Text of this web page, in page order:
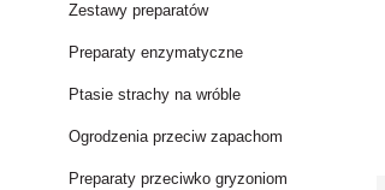
Zestawy preparatów
Preparaty enzymatyczne
Ptasie strachy na wróble
Ogrodzenia przeciw zapachom
Preparaty przeciwko gryzoniom